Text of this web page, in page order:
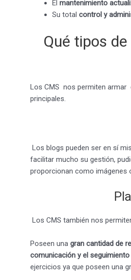
Elmantenimiento
Su totalcontrol y
Qué tipos
Los CMS nos permiten armar
principales.
Los blogs pueden ser en sí
facilitar mucho su gestión,
proporcionan como imágenes
Los CMS también nos
Poseen unagran cantidad de
comunicación y el
ejercicios ya que poseen una